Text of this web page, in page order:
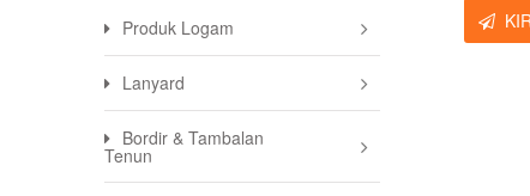
Produk Logam
Lanyard
Bordir & Tambalan
Tenun